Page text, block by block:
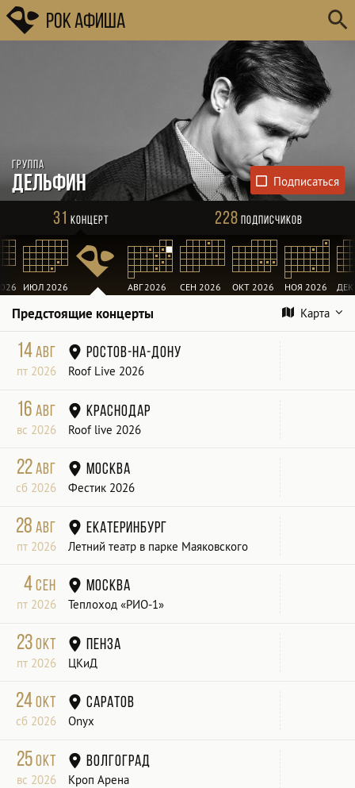
Рок Афиша
Группа
Дельфин
31 Концерт 228 Подписчиков
ИЮЛ 2026 АВГ 2026 СЕН 2026 ОКТ 2026 НОЯ 2026
Предстоящие концерты Карта
14авг
пт 2026
Ростов-на-Дону
Roof Live 2026
16авг
вс 2026
Краснодар
Roof live 2026
22авг
сб 2026
Москва
Фестик 2026
28авг
пт 2026
Екатеринбург
Летний театр в парке Маяковского
4сен
пт 2026
Москва
Теплоход «РИО-1»
23окт
пт 2026
Пенза
ЦКиД
24окт
сб 2026
Саратов
Onyx
25окт
вс 2026
Волгоград
Кроп Арена